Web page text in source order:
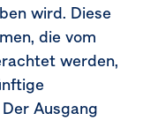
wird. Diese
die vom
werden,
Ausgang